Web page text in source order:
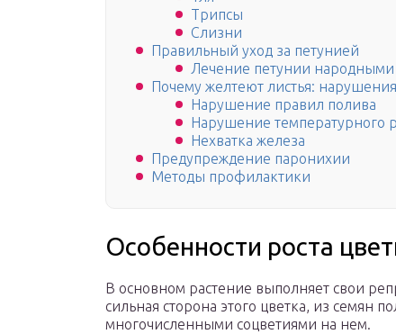
Трипсы
Слизни
Правильный уход за петунией
Лечение петунии народными
Почему желтеют листья:
Нарушение правил полива
Нарушение температурного
Нехватка железа
Предупреждение паронихии
Методы профилактики
Особенности роста
В основном растение выполняет свои
сильная сторона этого цветка, из семян
многочисленными соцветиями на нем.